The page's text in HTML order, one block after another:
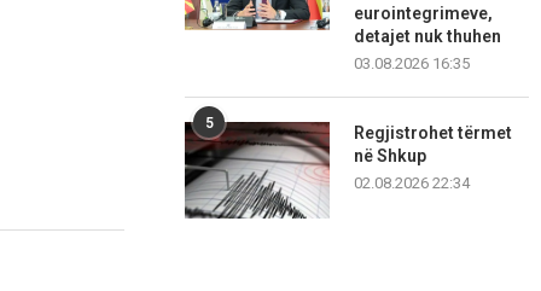
eurointegrimeve,
detajet nuk thuhen
03.08.2026 16:35
5
Regjistrohet tërmet
në Shkup
02.08.2026 22:34